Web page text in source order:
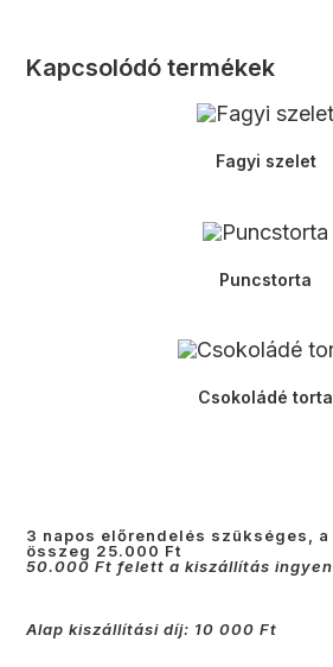
Kapcsolódó termékek
Fagyi szelet
Puncstorta
Csokoládé torta
3 napos előrendelés szükséges,
összeg 25.000 Ft
50.000 Ft felett a kiszállítás
Alap kiszállítási díj: 10 000 Ft